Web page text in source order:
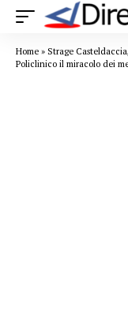
Home » Strage
Policlinico il miracolo dei